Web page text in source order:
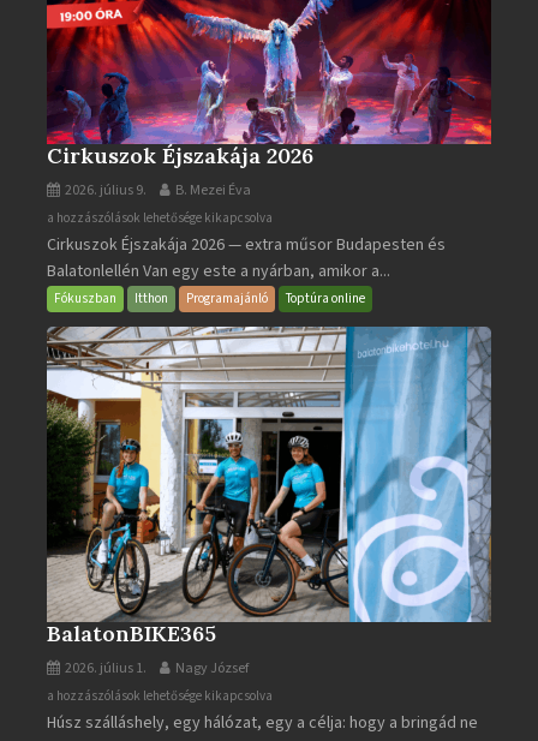
Cirkuszok Éjszakája 2026
2026. július 9. B. Mezei Éva
Cirkuszok
Éjszakája
2026
bejegyzéshez
a hozzászólások lehetősége kikapcsolva
Cirkuszok Éjszakája 2026 — extra műsor Budapesten és
Balatonlellén Van egy este a nyárban, amikor a...
Fókuszban Itthon Programajánló Toptúra online
BalatonBIKE365
2026. július 1. Nagy József
BalatonBIKE365
bejegyzéshez
a hozzászólások lehetősége kikapcsolva
Húsz szálláshely, egy hálózat, egy a célja: hogy a bringád ne